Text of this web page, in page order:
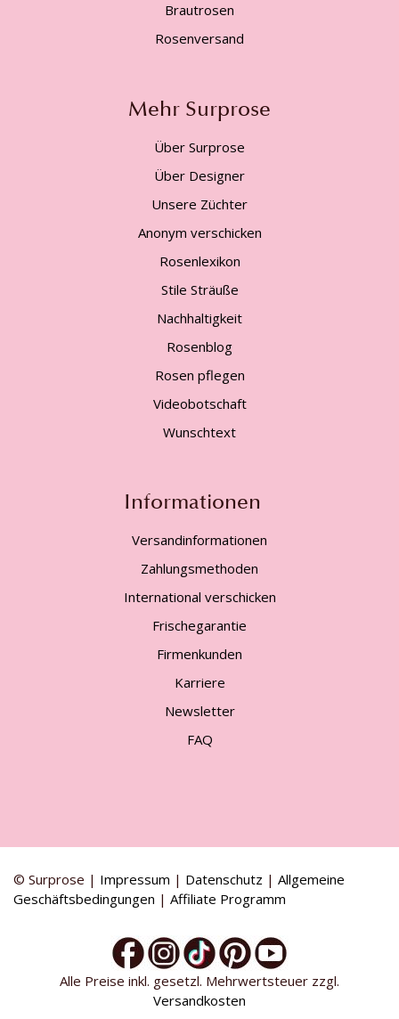
Brautrosen
Rosenversand
Mehr Surprose
Über Surprose
Über Designer
Unsere Züchter
Anonym verschicken
Rosenlexikon
Stile Sträuße
Nachhaltigkeit
Rosenblog
Rosen pflegen
Videobotschaft
Wunschtext
Informationen
Versandinformationen
Zahlungsmethoden
International verschicken
Frischegarantie
Firmenkunden
Karriere
Newsletter
FAQ
© Surprose | Impressum | Datenschutz | Allgemeine
Geschäftsbedingungen | Affiliate Programm
Alle Preise inkl. gesetzl. Mehrwertsteuer zzgl.
Versandkosten